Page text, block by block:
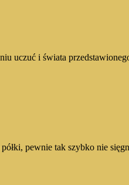
uczuć i świata
pewnie tak szybko nie